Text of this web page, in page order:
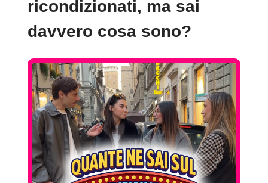
ricondizionati, ma sai
davvero cosa sono?